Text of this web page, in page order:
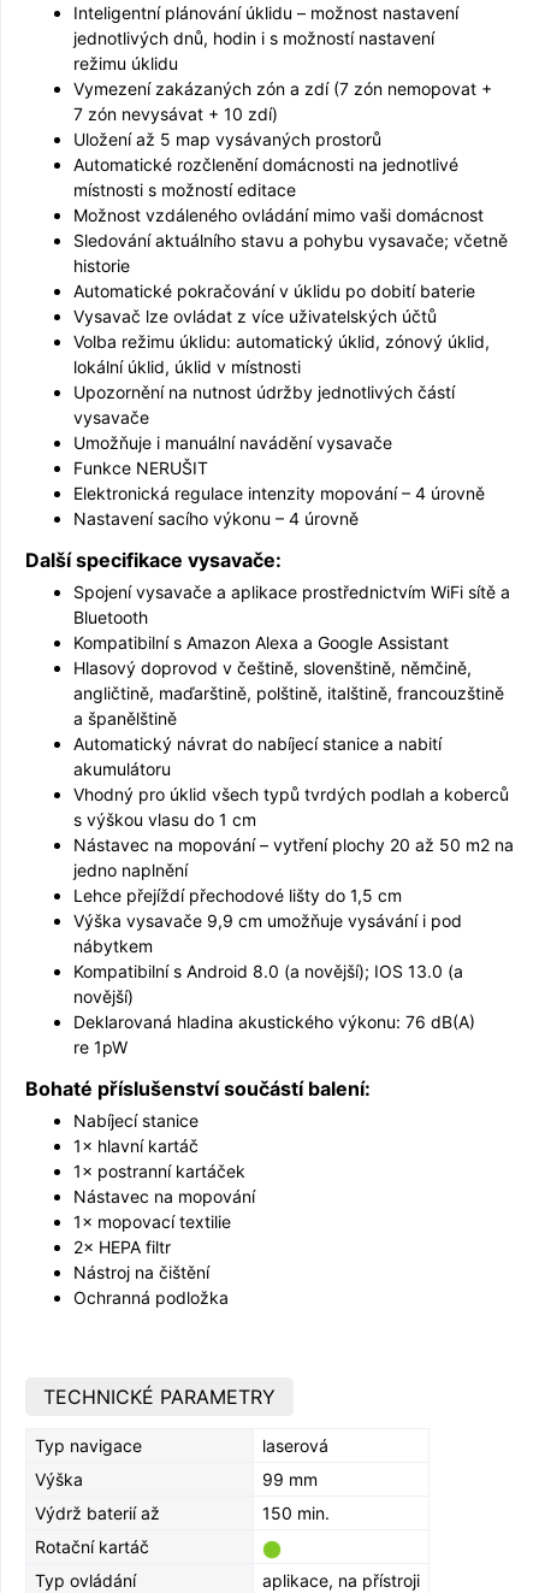
Inteligentní plánování úklidu – možnost nastavení
jednotlivých dnů, hodin i s možností nastavení
režimu úklidu
Vymezení zakázaných zón a zdí (7 zón nemopovat +
7 zón nevysávat + 10 zdí)
Uložení až 5 map vysávaných prostorů
Automatické rozčlenění domácnosti na jednotlivé
místnosti s možností editace
Možnost vzdáleného ovládání mimo vaši domácnost
Sledování aktuálního stavu a pohybu vysavače; včetně
historie
Automatické pokračování v úklidu po dobití baterie
Vysavač lze ovládat z více uživatelských účtů
Volba režimu úklidu: automatický úklid, zónový úklid,
lokální úklid, úklid v místnosti
Upozornění na nutnost údržby jednotlivých částí
vysavače
Umožňuje i manuální navádění vysavače
Funkce NERUŠIT
Elektronická regulace intenzity mopování – 4 úrovně
Nastavení sacího výkonu – 4 úrovně
Další specifikace vysavače:
Spojení vysavače a aplikace prostřednictvím WiFi sítě a
Bluetooth
Kompatibilní s Amazon Alexa a Google Assistant
Hlasový doprovod v češtině, slovenštině, němčině,
angličtině, maďarštině, polštině, italštině, francouzštině
a španělštině
Automatický návrat do nabíjecí stanice a nabití
akumulátoru
Vhodný pro úklid všech typů tvrdých podlah a koberců
s výškou vlasu do 1 cm
Nástavec na mopování – vytření plochy 20 až 50 m2 na
jedno naplnění
Lehce přejíždí přechodové lišty do 1,5 cm
Výška vysavače 9,9 cm umožňuje vysávání i pod
nábytkem
Kompatibilní s Android 8.0 (a novější); IOS 13.0 (a
novější)
Deklarovaná hladina akustického výkonu: 76 dB(A)
re 1pW
Bohaté příslušenství součástí balení:
Nabíjecí stanice
1× hlavní kartáč
1× postranní kartáček
Nástavec na mopování
1× mopovací textilie
2× HEPA filtr
Nástroj na čištění
Ochranná podložka
TECHNICKÉ PARAMETRY
Typ navigace
laserová
Výška
99 mm
Výdrž baterií až
150 min.
Rotační kartáč
Typ ovládání
aplikace, na přístroji